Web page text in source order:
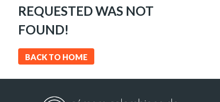
REQUESTED WAS NOT
FOUND!
BACK TO HOME